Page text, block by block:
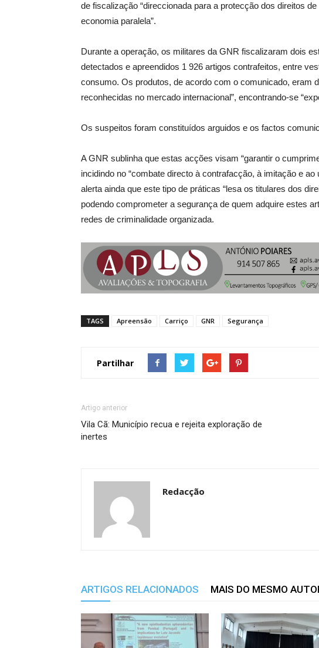
de fiscalização “direccionada para a protecção dos direitos
economia paralela”.
Durante a operação, os militares da GNR fiscalizaram dois
detectados e apreendidos 1 926 artigos contrafeitos, entre
consumo. Os produtos, de acordo com o comunicado, eram
reconhecidas no mercado internacional”, encontrando-se
Os suspeitos foram constituídos arguidos e os factos
A GNR sublinha que estas acções visam “garantir o
incidindo no “combate directo à contrafacção, à imitação e
alerta ainda que este tipo de práticas “lesa os titulares dos
podendo comprometer a segurança de quem adquire estes
redes de criminalidade organizada.
TAGS Apreensão Carriço GNR Segurança
Partilhar
Artigo anterior
Vila Cã: Município recua e rejeita exploração de
inertes
Redacção
ARTIGOS RELACIONADOS MAIS DO MESMO